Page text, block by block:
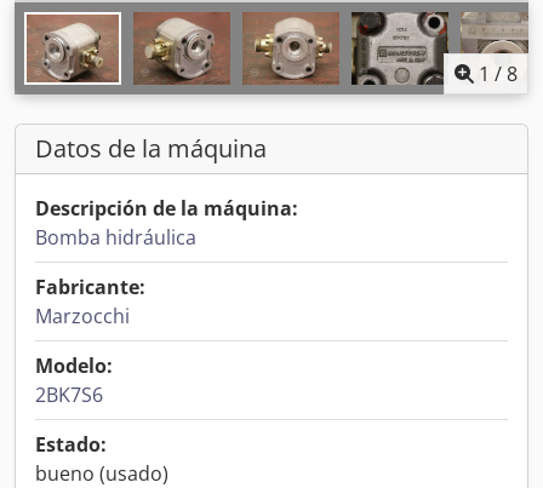
1 /8
Datos de la máquina
Descripción de la máquina:
Bomba hidráulica
Fabricante:
Marzocchi
Modelo:
2BK7S6
Estado:
bueno (usado)